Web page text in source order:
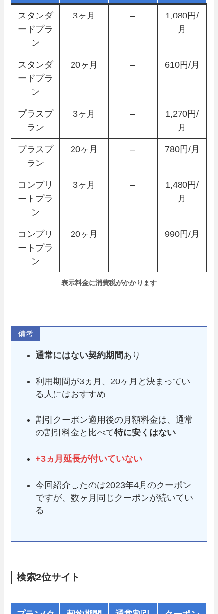
スタンダ
ードプラ
ン
3ヶ月 –
1,080円/
月
スタンダ
ードプラ
ン
20ヶ月 – 610円/月
プラスプ
ラン
3ヶ月 –
1,270円/
月
プラスプ
ラン
20ヶ月 – 780円/月
コンプリ
ートプラ
ン
3ヶ月 –
1,480円/
月
コンプリ
ートプラ
ン
20ヶ月 – 990円/月
表示料金に消費税がかかります
備考
通常にはない契約期間あり
利用期間が3ヵ月、20ヶ月と決まってい
る人にはおすすめ
割引クーポン適用後の月額料金は、通常
の割引料金と比べて特に安くはない
+3ヵ月延長が付いていない
今回紹介したのは2023年4月のクーポン
ですが、数ヶ月同じクーポンが続いてい
る
検索2位サイト